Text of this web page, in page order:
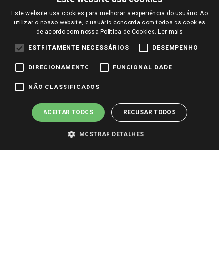
Notícias
Perguntas frequentes
Identidade Visual
Trocas e Devoluções
Redes Sociais
Pagamento e Segurança
Este website usa cookies para melhorar a experiência do usuário. Ao
utilizar o nosso website, o usuário concorda com todos os cookies
de acordo com nossa Política de Cookies. Ler mais
ESTRITAMENTE NECESSÁRIOS DESEMPENHO
DIRECIONAMENTO FUNCIONALIDADE
NÃO CLASSIFICADOS
ACEITAR TODOS RECUSAR TODOS
MOSTRAR DETALHES